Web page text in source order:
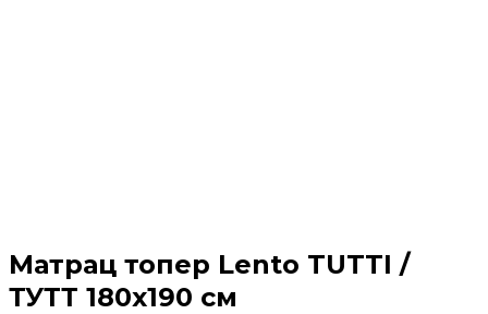
Матрац топер Lento TUTTI /
ТУТТ 180х190 см